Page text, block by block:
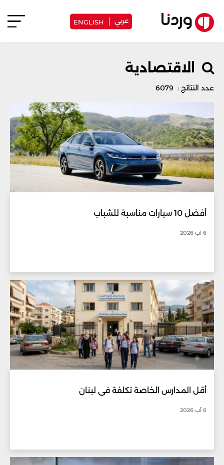
عربي ENGLISH
الاقتصادية
عدد النتائج : 6079
أفضل 10 سيارات مناسبة للشباب
6 آب 2026
أقل المدارس الخاصة تكلفة في لبنان
6 آب 2026